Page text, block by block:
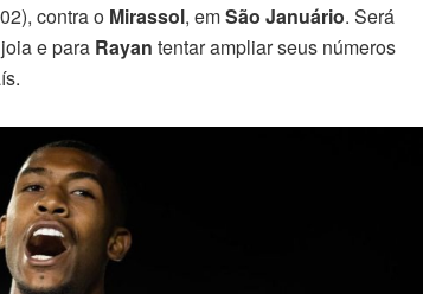
contra o Mirassol, emSão Januário. Será
e para Rayan tentar ampliar seus números